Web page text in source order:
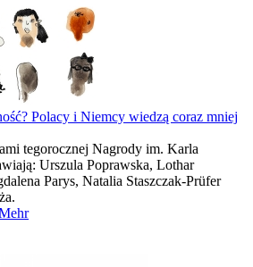
Polacy i Niemcy wiedzą coraz mniej
tegorocznej Nagrody im. Karla
Urszula Poprawska, Lothar
Parys, Natalia Staszczak-Prüfer